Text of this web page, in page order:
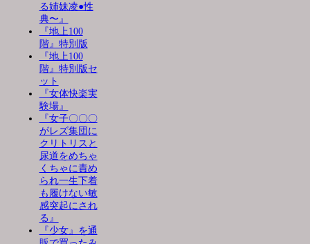
る姉妹凌●性
典〜』
『地上100
階』特別版
『地上100
階』特別版セ
ット
『女体快楽実
験場』
『女子〇〇〇
がレズ集団に
クリトリスと
尿道をめちゃ
くちゃに責め
られ一生下着
も履けない敏
感突起にされ
る』
『少女』を通